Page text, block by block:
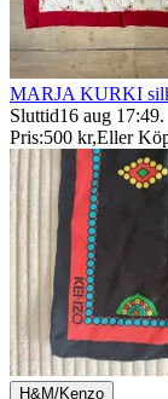
MARJA KURKI
Sluttid16 aug 17:49.
Pris:500 kr,Eller
H&M/Kenzo